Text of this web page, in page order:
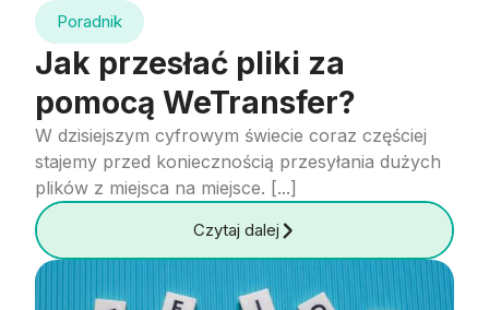
Poradnik
Jak przesłać pliki za
pomocą WeTransfer?
W dzisiejszym cyfrowym świecie coraz częściej
stajemy przed koniecznością przesyłania dużych
plików z miejsca na miejsce. [...]
Czytaj dalej